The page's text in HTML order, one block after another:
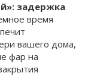
задержка
время
вашего дома,
фар на